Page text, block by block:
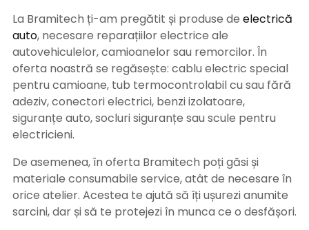
La Bramitech ți-am pregătit și produse de electrică
auto, necesare reparațiilor electrice ale
autovehiculelor, camioanelor sau remorcilor. În
oferta noastră se regăsește: cablu electric special
pentru camioane, tub termocontrolabil cu sau fără
adeziv, conectori electrici, benzi izolatoare,
siguranțe auto, socluri siguranțe sau scule pentru
electricieni.
De asemenea, în oferta Bramitech poți găsi și
materiale consumabile service, atât de necesare în
orice atelier. Acestea te ajută să îți ușurezi anumite
sarcini, dar și să te protejezi în munca ce o desfășori.